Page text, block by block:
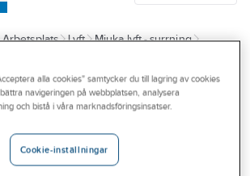
Arbetsplats Lyft
Mjuka lyft - surrning
IRONSIDE
Surrning
Ironside med
krok
alla cookies" samtycker du till lagring av cookies
navigeringen på webbplatsen, analysera
och bistå i våra marknadsföringsinsatser.
Cookie-inställningar